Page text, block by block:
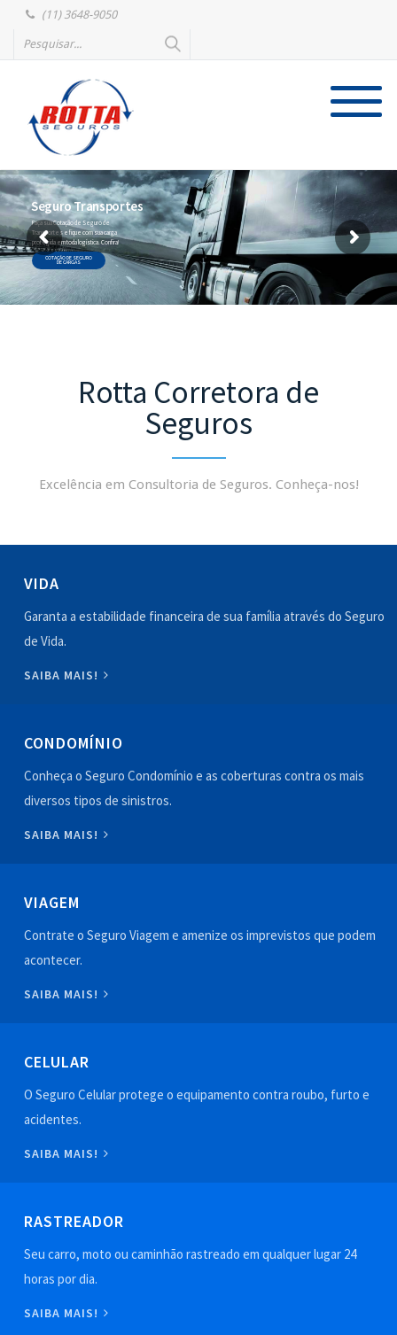
(11) 3648-9050
Seguro Transportes
Faça sua Cotação de Seguro de
Transportes e fique com sua carga
protegida em toda logística. Confira!
COTAÇÃO DE SEGURO
DE CARGAS
Rotta Corretora de
Seguros
Excelência em Consultoria de Seguros. Conheça-nos!
VIDA
Garanta a estabilidade financeira de sua família através do Seguro
de Vida.
SAIBA MAIS!
CONDOMÍNIO
Conheça o Seguro Condomínio e as coberturas contra os mais
diversos tipos de sinistros.
SAIBA MAIS!
VIAGEM
Contrate o Seguro Viagem e amenize os imprevistos que podem
acontecer.
SAIBA MAIS!
CELULAR
O Seguro Celular protege o equipamento contra roubo, furto e
acidentes.
SAIBA MAIS!
RASTREADOR
Seu carro, moto ou caminhão rastreado em qualquer lugar 24
horas por dia.
SAIBA MAIS!